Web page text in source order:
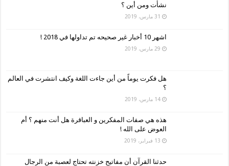
نشأت ومن أين ؟
31 مارس، 2019
اشهر 10 أخبار غير صحيحه تم تداولها في 2018 !
29 مارس، 2019
هل فكرت يوماً من أين جاءت اللغة وكيف انتشرت في العالم
؟
14 مارس، 2019
هذه هي صفات المفكرين و العباقرة هل أنت منهم ؟ أم
العوض على الله !
13 فبراير، 2019
حدثنا القرآن أن مفاتيح خزنته تحتاج لعصبة من الرجال